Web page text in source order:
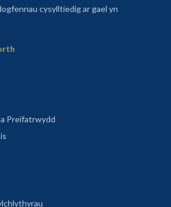
cysylltiedig ar gael yn
Preifatrwydd
(agor mewn tab newydd)